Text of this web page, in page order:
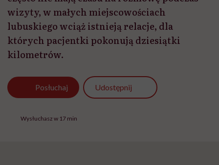
Piętnaście kilometrów dzieli Kożuchów (8,9 tys.
mieszkańców) od Nowego Miasteczka (2,6 tys.).
Droga wiedzie głównie przez pola i lasy. Pierwsza
część trasy to długi rząd wysokich topoli, po chwili we
wsi: Czciradz, Lasocin, skręt na Drwalowice, a w nich